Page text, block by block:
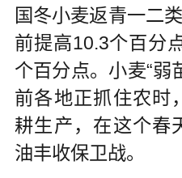
国冬小麦返青一二
前提高10.3个百分
个百分点。小麦“弱
前各地正抓住农时
耕生产，在这个春
油丰收保卫战。